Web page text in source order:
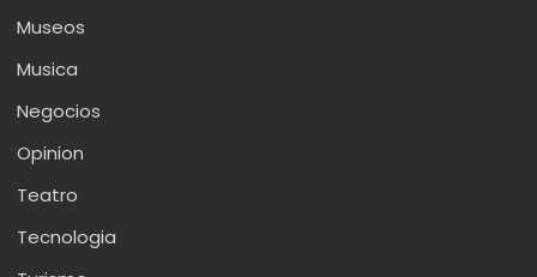
Museos
Musica
Negocios
Opinion
Teatro
Tecnologia